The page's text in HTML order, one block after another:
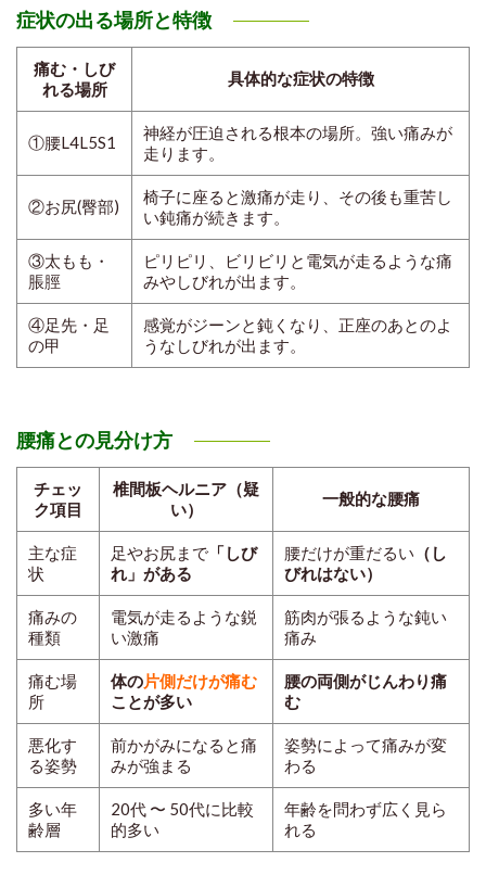
症状の出る場所と特徴
痛む・しび
れる場所
具体的な症状の特徴
①腰L4L5S1 神経が圧迫される根本の場所。強い痛みが
走ります。
②お尻(臀部) 椅子に座ると激痛が走り、その後も重苦し
い鈍痛が続きます。
③太もも・
脹脛
ピリピリ、ビリビリと 電気が走るような痛
みやしびれが出ます。
④足先・足
の甲
感覚がジーンと鈍くなり、 正座のあとのよ
うなしびれが出ます。
腰痛との見分け方
チェッ
ク項目
椎間板ヘルニア（疑
い）
一般的な腰痛
主な症
状
足やお尻まで 「しび
れ」がある
腰だけが重だるい （し
びれはない）
痛みの
種類
電気が走るような鋭
い激痛
筋肉が張るような鈍い
痛み
痛む場
所
体の片側だけが痛む
ことが多い
腰の両側がじんわり痛
む
悪化す
る姿勢
前かがみになると痛
みが強まる
姿勢によって痛みが変
わる
多い年
齢層
20代 〜 50代に比較
的多い
年齢を問わず広く見ら
れる